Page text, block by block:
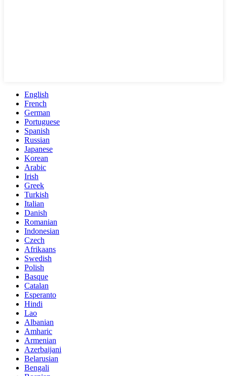
English
French
German
Portuguese
Spanish
Russian
Japanese
Korean
Arabic
Irish
Greek
Turkish
Italian
Danish
Romanian
Indonesian
Czech
Afrikaans
Swedish
Polish
Basque
Catalan
Esperanto
Hindi
Lao
Albanian
Amharic
Armenian
Azerbaijani
Belarusian
Bengali